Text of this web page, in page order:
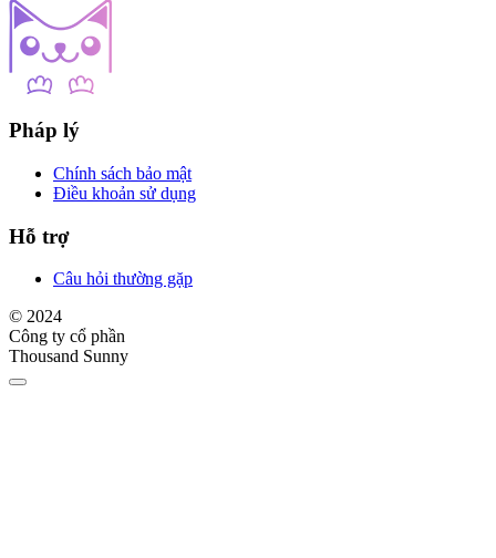
Pháp lý
Chính sách bảo mật
Điều khoản sử dụng
Hỗ trợ
Câu hỏi thường gặp
© 2024
Công ty cổ phần
Thousand Sunny